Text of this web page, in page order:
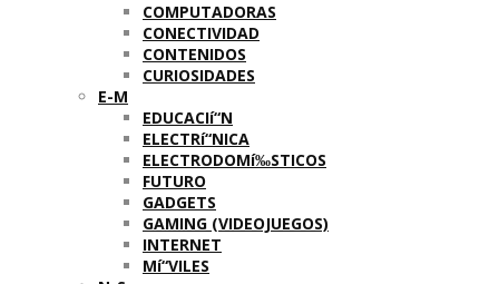
COMPUTADORAS
CONECTIVIDAD
CONTENIDOS
CURIOSIDADES
E-M
EDUCACIí“N
ELECTRí“NICA
ELECTRODOMí‰STICOS
FUTURO
GADGETS
GAMING (VIDEOJUEGOS)
INTERNET
Mí“VILES